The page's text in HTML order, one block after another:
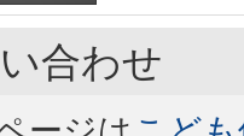
合わせ